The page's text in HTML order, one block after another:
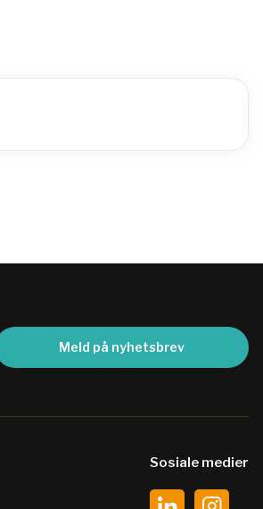
Meld på nyhetsbrev
Sosiale medier